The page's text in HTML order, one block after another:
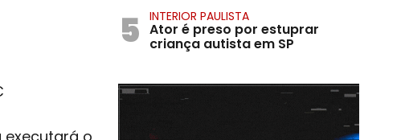
5 INTERIOR PAULISTA
Ator é preso por estuprar
criança autista em SP